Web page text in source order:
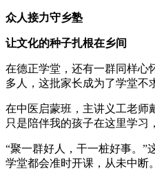
众人接力守乡塾
让文化的种子扎根在乡间
在德正学堂，还有一群同样心
多人，这批家长成为了学堂不
在中医启蒙班，主讲义工老师
只是陪伴我的孩子在这里学习
“聚一群好人，干一桩好事。”
学堂都会准时开课，从未中断